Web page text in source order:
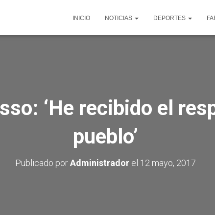
INICIO NOTICIAS DEPORTES
‘He recibido el
pueblo’
Publicado porAdministradorel 12 mayo, 2017